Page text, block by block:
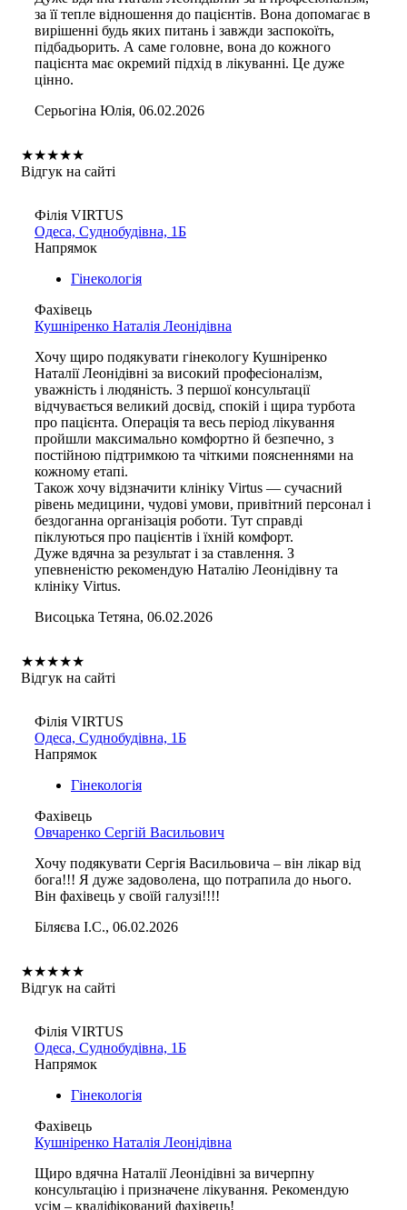
за її тепле відношення до пацієнтів. Вона допомагає в
вирішенні будь яких питань і завжди заспокоїть,
підбадьорить. А саме головне, вона до кожного
пацієнта має окремий підхід в лікуванні. Це дуже
цінно.
Серьогіна Юлія, 06.02.2026
★★★★★
Відгук на сайті
Філія VIRTUS
Одеса, Суднобудівна, 1Б
Напрямок
Гінекологія
Фахівець
Кушніренко Наталія Леонідівна
Хочу щиро подякувати гінекологу Кушніренко
Наталії Леонідівні за високий професіоналізм,
уважність і людяність. З першої консультації
відчувається великий досвід, спокій і щира турбота
про пацієнта. Операція та весь період лікування
пройшли максимально комфортно й безпечно, з
постійною підтримкою та чіткими поясненнями на
кожному етапі.
Також хочу відзначити клініку Virtus — сучасний
рівень медицини, чудові умови, привітний персонал і
бездоганна організація роботи. Тут справді
піклуються про пацієнтів і їхній комфорт.
Дуже вдячна за результат і за ставлення. З
упевненістю рекомендую Наталію Леонідівну та
клініку Virtus.
Висоцька Тетяна, 06.02.2026
★★★★★
Відгук на сайті
Філія VIRTUS
Одеса, Суднобудівна, 1Б
Напрямок
Гінекологія
Фахівець
Овчаренко Сергій Васильович
Хочу подякувати Сергія Васильовича – він лікар від
бога!!! Я дуже задоволена, що потрапила до нього.
Він фахівець у своїй галузі!!!!
Біляєва І.С., 06.02.2026
★★★★★
Відгук на сайті
Філія VIRTUS
Одеса, Суднобудівна, 1Б
Напрямок
Гінекологія
Фахівець
Кушніренко Наталія Леонідівна
Щиро вдячна Наталії Леонідівні за вичерпну
консультацію і призначене лікування. Рекомендую
усім – кваліфікований фахівець!